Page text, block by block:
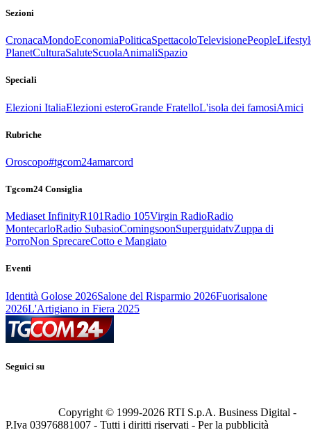
Sezioni
CronacaMondoEconomiaPoliticaSpettacoloTelevisionePeople
PlanetCulturaSaluteScuolaAnimaliSpazio
Speciali
Elezioni ItaliaElezioni esteroGrande FratelloL'isola dei famosiAmici
Rubriche
Oroscopo#tgcom24amarcord
Tgcom24 Consiglia
Mediaset InfinityR101Radio 105Virgin RadioRadio
MontecarloRadio SubasioComingsoonSuperguidatvZuppa di
PorroNon SprecareCotto e Mangiato
Eventi
Identità Golose 2026Salone del Risparmio 2026Fuorisalone
2026L'Artigiano in Fiera 2025
Seguici su
Copyright © 1999-2026 RTI S.p.A. Business Digital -
P.Iva 03976881007 - Tutti i diritti riservati - Per la pubblicità